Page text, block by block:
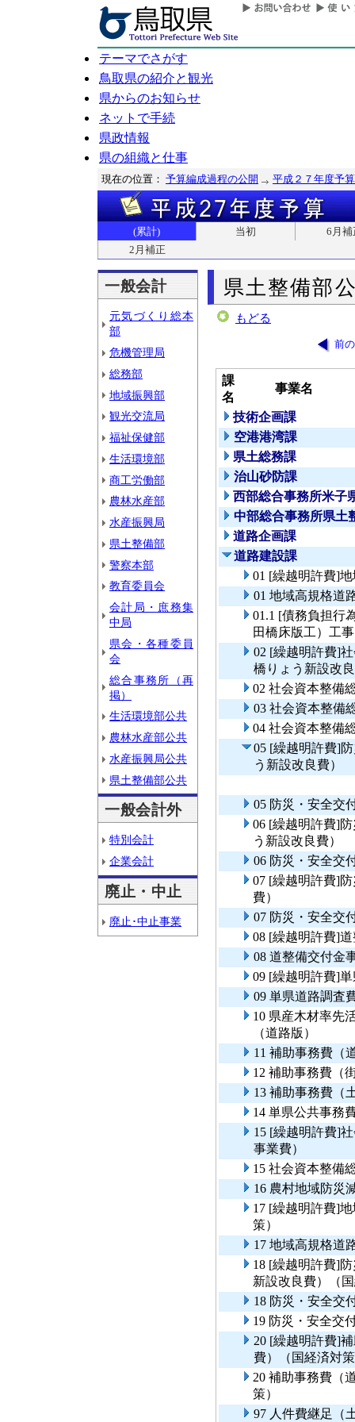
テーマでさがす
鳥取県の紹介と観光
県からのお知らせ
ネットで手続
県政情報
県の組織と仕事
現在の位置： 予算編成過程の公開 平成２７年度予算
(累計) 当初
6月補
2月補正
一般会計
元気づくり総本
部
危機管理局
総務部
地域振興部
観光交流局
福祉保健部
生活環境部
商工労働部
農林水産部
水産振興局
県土整備部
警察本部
教育委員会
会計局・庶務集
中局
県会・各種委員
会
総合事務所（再
掲）
生活環境部公共
農林水産部公共
水産振興局公共
県土整備部公共
一般会計外
特別会計
企業会計
廃止・中止
廃止･中止事業
県土整備部
もどる
前
課
名
事業名
技術企画課
空港港湾課
県土総務課
治山砂防課
西部総合事務所米子
中部総合事務所県土
道路企画課
道路建設課
01 [繰越明許費]
01 地域高規格道
01.1 [債務負担行
田橋床版工）工事
02 [繰越明許費]
橋りょう新設改
02 社会資本整備
03 社会資本整備
04 社会資本整備
05 [繰越明許費]
う新設改良費）
05 防災・安全交
06 [繰越明許費]
う新設改良費）
06 防災・安全交
07 [繰越明許費]
費）
07 防災・安全交
08 [繰越明許費]
08 道整備交付金
09 [繰越明許費]
09 単県道路調査
10 県産木材率先
（道路版）
11 補助事務費（
12 補助事務費（
13 補助事務費（
14 単県公共事務
15 [繰越明許費]
事業費）
15 社会資本整備
16 農村地域防災
17 [繰越明許費]
策）
17 地域高規格道
18 [繰越明許費]
新設改良費）（
18 防災・安全交
19 防災・安全交
20 [繰越明許費]
費）（国経済対
20 補助事務費（
策）
97 人件費継足（